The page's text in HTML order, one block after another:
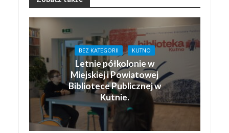
BEZ KATEGORII KUTNO
Letnie półkolonie w
Miejskiej i Powiatowej
Bibliotece Publicznej w
Kutnie.